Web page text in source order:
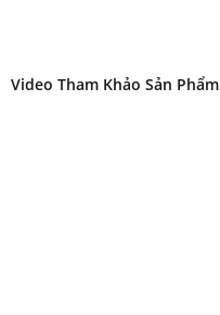
Video Tham Khảo Sản Phẩm